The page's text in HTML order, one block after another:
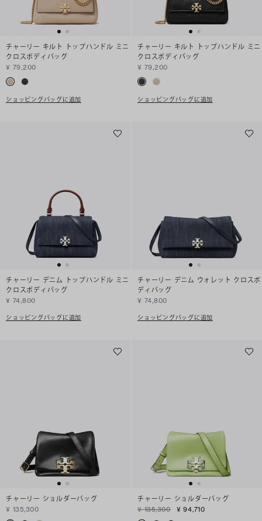
チャーリー キルト トップハンドル ミニ
クロスボディバッグ
¥ 79,200
ショッピングバッグに追加
チャーリー キルト トップハンドル ミニ
クロスボディバッグ
¥ 79,200
ショッピングバッグに追加
チャーリー デニム トップハンドル ミニ
クロスボディバッグ
¥ 74,800
ショッピングバッグに追加
チャーリー デニム ウォレット クロスボ
ディバッグ
¥ 74,800
ショッピングバッグに追加
チャーリー ショルダーバッグ
¥ 135,300
チャーリー ショルダーバッグ
¥ 135,300
¥ 94,710